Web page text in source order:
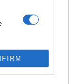
se fosilními
snažících se
s ním" moc